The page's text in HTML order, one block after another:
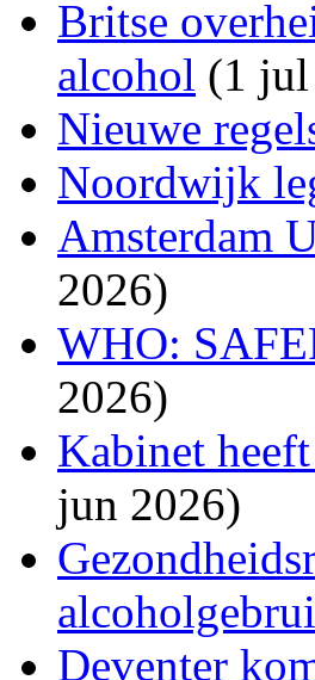
Britse
alcohol (1
Nieuwe
Noordwijk
Amsterdam
2026)
WHO:
2026)
Kabinet
jun 2026)
Deventer